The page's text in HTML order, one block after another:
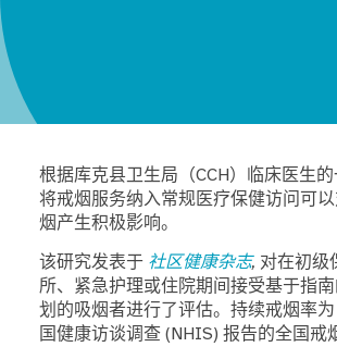
根据库克县卫生局（CCH）临床医生的
将戒烟服务纳入常规医疗保健访问可
烟产生积极影响。
该研究发表于 社区健康杂志, 对在初级
所、紧急护理或住院期间接受基于指
划的吸烟者进行了评估。持续戒烟率
国健康访谈调查 (NHIS) 报告的全国戒